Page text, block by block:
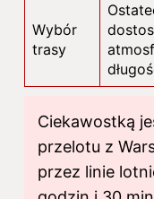
Wybór
trasy
Ciekawostką
przelotu z
przez linie